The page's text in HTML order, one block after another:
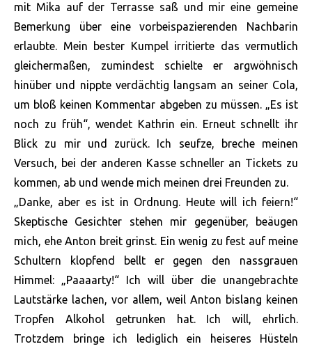
mit Mika auf der Terrasse saß und mir eine gemeine
Bemerkung über eine vorbeispazierenden Nachbarin
erlaubte. Mein bester Kumpel irritierte das vermutlich
gleichermaßen, zumindest schielte er argwöhnisch
hinüber und nippte verdächtig langsam an seiner Cola,
um bloß keinen Kommentar abgeben zu müssen. „Es ist
noch zu früh“, wendet Kathrin ein. Erneut schnellt ihr
Blick zu mir und zurück. Ich seufze, breche meinen
Versuch, bei der anderen Kasse schneller an Tickets zu
kommen, ab und wende mich meinen drei Freunden zu.
„Danke, aber es ist in Ordnung. Heute will ich feiern!“
Skeptische Gesichter stehen mir gegenüber, beäugen
mich, ehe Anton breit grinst. Ein wenig zu fest auf meine
Schultern klopfend bellt er gegen den nassgrauen
Himmel: „Paaaarty!“ Ich will über die unangebrachte
Lautstärke lachen, vor allem, weil Anton bislang keinen
Tropfen Alkohol getrunken hat. Ich will, ehrlich.
Trotzdem bringe ich lediglich ein heiseres Hüsteln